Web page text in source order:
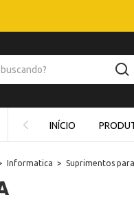
INÍCIO
Informatica > Suprimentos